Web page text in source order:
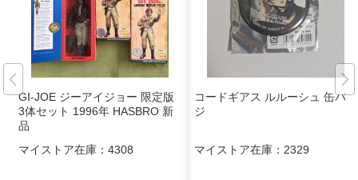
GI-JOE ジーアイジョー 限定版
3体セット 1996年 HASBRO 新
品
マイストア在庫： 4308
コードギアス ルルーシュ 缶バッ
ジ
マイストア在庫： 2329